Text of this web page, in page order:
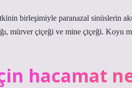
birleşimiyle paranazal sinüslerin
mürver çiçeği ve mine çiçeği. Koyu
hacamat